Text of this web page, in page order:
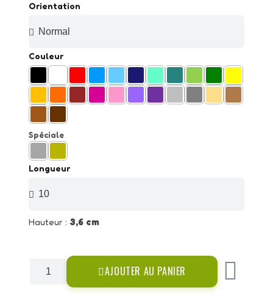
Orientation
Couleur
Spéciale
Longueur
Hauteur : 3,6 cm
AJOUTER AU PANIER